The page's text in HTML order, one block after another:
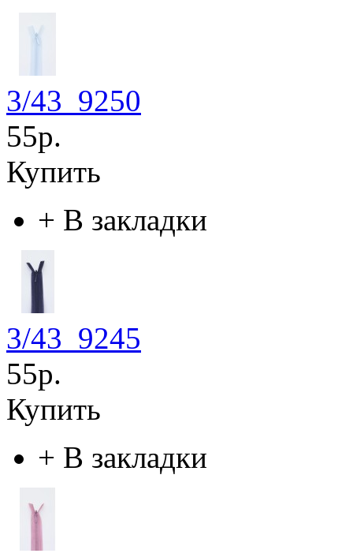
3/43_9250
55р.
Купить
+ В закладки
3/43_9245
55р.
Купить
+ В закладки